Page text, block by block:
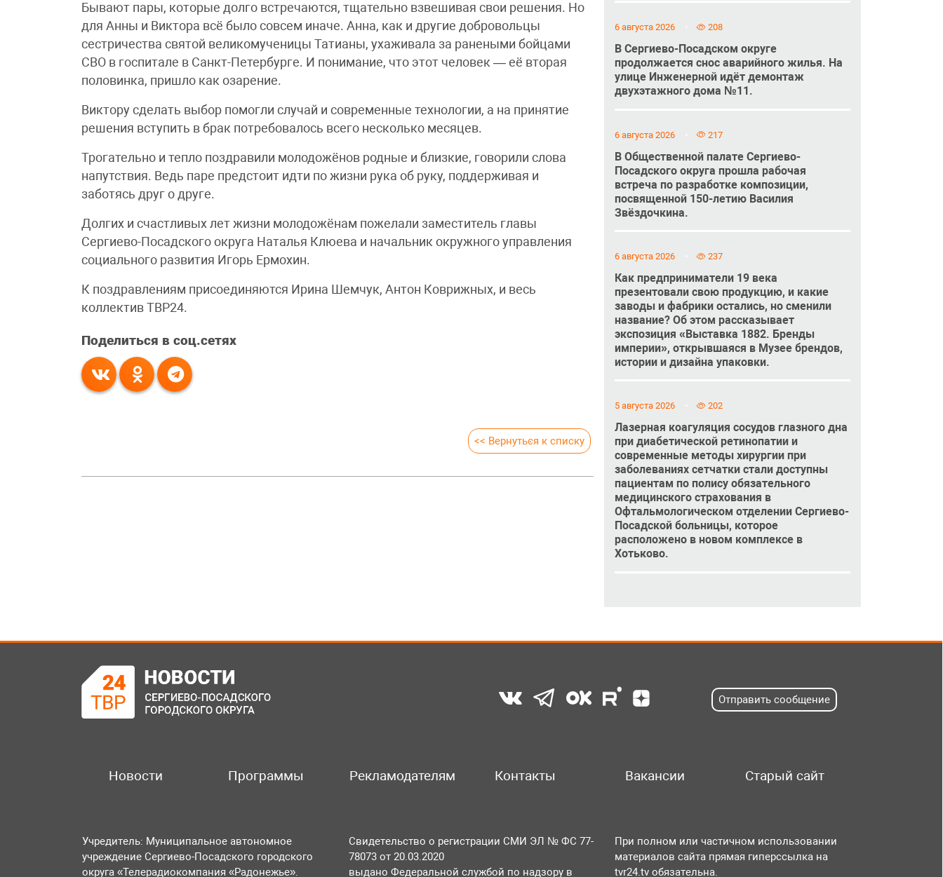
Бывают пары, которые долго встречаются, тщательно взвешивая свои решения. Но
для Анны и Виктора всё было совсем иначе. Анна, как и другие добровольцы
сестричества святой великомученицы Татианы, ухаживала за ранеными бойцами
СВО в госпитале в Санкт-Петербурге. И понимание, что этот человек — её вторая
половинка, пришло как озарение.
Виктору сделать выбор помогли случай и современные технологии, а на принятие
решения вступить в брак потребовалось всего несколько месяцев.
Трогательно и тепло поздравили молодожёнов родные и близкие, говорили слова
напутствия. Ведь паре предстоит идти по жизни рука об руку, поддерживая и
заботясь друг о друге.
Долгих и счастливых лет жизни молодожёнам пожелали заместитель главы
Сергиево-Посадского округа Наталья Клюева и начальник окружного управления
социального развития Игорь Ермохин.
К поздравлениям присоединяются Ирина Шемчук, Антон Коврижных, и весь
коллектив ТВР24.
Поделиться в соц.сетях
<< Вернуться к списку
6 августа 2026 208
В Сергиево-Посадском округе
продолжается снос аварийного жилья. На
улице Инженерной идёт демонтаж
двухэтажного дома №11.
6 августа 2026 217
В Общественной палате Сергиево-
Посадского округа прошла рабочая
встреча по разработке композиции,
посвященной 150-летию Василия
Звёздочкина.
6 августа 2026 237
Как предприниматели 19 века
презентовали свою продукцию, и какие
заводы и фабрики остались, но сменили
название? Об этом рассказывает
экспозиция «Выставка 1882. Бренды
империи», открывшаяся в Музее брендов,
истории и дизайна упаковки.
5 августа 2026 202
Лазерная коагуляция сосудов глазного дна
при диабетической ретинопатии и
современные методы хирургии при
заболеваниях сетчатки стали доступны
пациентам по полису обязательного
медицинского страхования в
Офтальмологическом отделении Сергиево-
Посадской больницы, которое
расположено в новом комплексе в
Хотьково.
Отправить сообщение
Новости Программы Рекламодателям Контакты Вакансии Старый сайт
Учредитель: Муниципальное автономное
учреждение Сергиево-Посадского городского
округа «Телерадиокомпания «Радонежье».
Свидетельство о регистрации СМИ ЭЛ № ФС 77-
78073 от 20.03.2020
выдано Федеральной службой по надзору в
При полном или частичном использовании
материалов сайта прямая гиперссылка на
tvr24.tv обязательна.